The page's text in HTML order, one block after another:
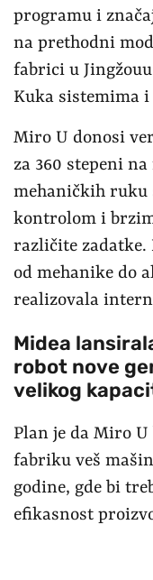
programu i
na prethodni
fabrici u
Kuka sistemima
Miro U donosi
za 360 stepeni
mehaničkih ruku
kontrolom i
različite zadatke.
od mehanike do
realizovala
Midea
robot nove
velikog
Plan je da Miro
fabriku veš
godine, gde bi
efikasnost